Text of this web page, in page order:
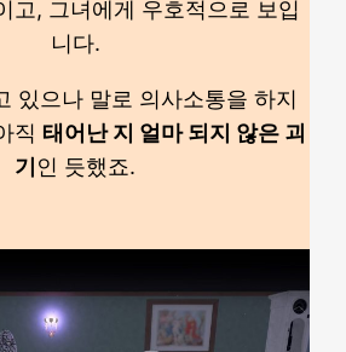
고, 그녀에게 우호적으로 보입
니다.
있으나 말로 의사소통을 하지
직 태어난 지 얼마 되지 않은 괴
기 인 듯했죠.